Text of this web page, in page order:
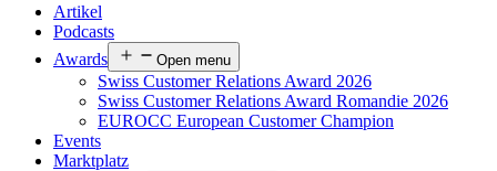
Artikel
Podcasts
Awards
Open menu
Swiss Customer Relations Award 2026
Swiss Customer Relations Award Romandie 2026
EUROCC European Customer Champion
Events
Marktplatz